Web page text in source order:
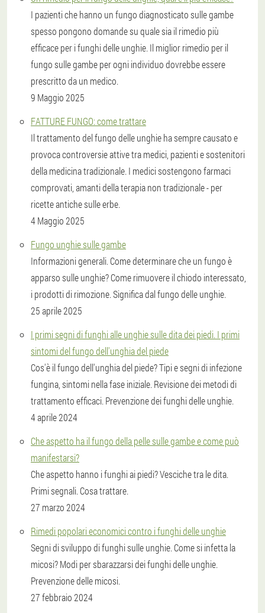
I pazienti che hanno un fungo diagnosticato sulle gambe
spesso pongono domande su quale sia il rimedio più
efficace per i funghi delle unghie. Il miglior rimedio per il
fungo sulle gambe per ogni individuo dovrebbe essere
prescritto da un medico.
9 Maggio 2025
FATTURE FUNGO: come trattare
Il trattamento del fungo delle unghie ha sempre causato e
provoca controversie attive tra medici, pazienti e sostenitori
della medicina tradizionale. I medici sostengono farmaci
comprovati, amanti della terapia non tradizionale - per
ricette antiche sulle erbe.
4 Maggio 2025
Fungo unghie sulle gambe
Informazioni generali. Come determinare che un fungo è
apparso sulle unghie? Come rimuovere il chiodo interessato,
i prodotti di rimozione. Significa dal fungo delle unghie.
25 aprile 2025
I primi segni di funghi alle unghie sulle dita dei piedi. I primi
sintomi del fungo dell'unghia del piede
Cos'è il fungo dell'unghia del piede? Tipi e segni di infezione
fungina, sintomi nella fase iniziale. Revisione dei metodi di
trattamento efficaci. Prevenzione dei funghi delle unghie.
4 aprile 2024
Che aspetto ha il fungo della pelle sulle gambe e come può
manifestarsi?
Che aspetto hanno i funghi ai piedi? Vesciche tra le dita.
Primi segnali. Cosa trattare.
27 marzo 2024
Rimedi popolari economici contro i funghi delle unghie
Segni di sviluppo di funghi sulle unghie. Come si infetta la
micosi? Modi per sbarazzarsi dei funghi delle unghie.
Prevenzione delle micosi.
27 febbraio 2024